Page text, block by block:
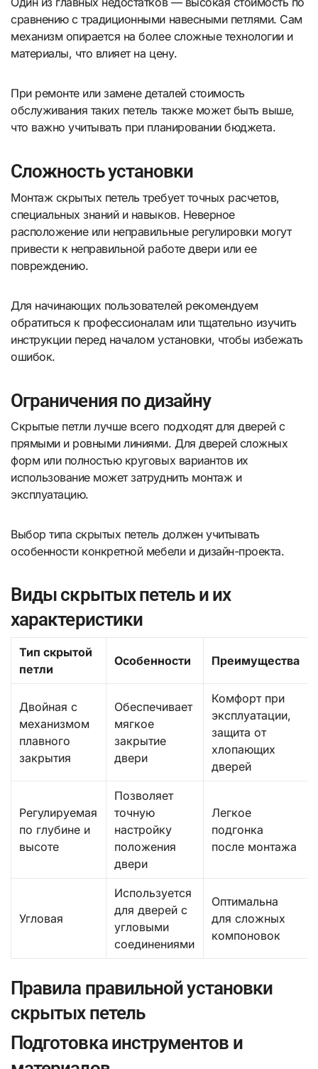
сравнению с традиционными навесными петлями. Сам
механизм опирается на более сложные технологии и
материалы, что влияет на цену.
При ремонте или замене деталей стоимость
обслуживания таких петель также может быть выше,
что важно учитывать при планировании бюджета.
Сложность установки
Монтаж скрытых петель требует точных расчетов,
специальных знаний и навыков. Неверное
расположение или неправильные регулировки могут
привести к неправильной работе двери или ее
повреждению.
Для начинающих пользователей рекомендуем
обратиться к профессионалам или тщательно изучить
инструкции перед началом установки, чтобы избежать
ошибок.
Ограничения по дизайну
Скрытые петли лучше всего подходят для дверей с
прямыми и ровными линиями. Для дверей сложных
форм или полностью круговых вариантов их
использование может затруднить монтаж и
эксплуатацию.
Выбор типа скрытых петель должен учитывать
особенности конкретной мебели и дизайн-проекта.
Виды скрытых петель и их
характеристики
Тип скрытой
петли
Особенности Преимущества
Двойная с
механизмом
плавного
закрытия
Обеспечивает
мягкое
закрытие
двери
Комфорт при
эксплуатации,
защита от
хлопающих
дверей
Регулируемая
по глубине и
высоте
Позволяет
точную
настройку
положения
двери
Легкое
подгонка
после монтажа
Угловая
Используется
для дверей с
угловыми
соединениями
Оптимальна
для сложных
компоновок
Правила правильной установки
скрытых петель
Подготовка инструментов и